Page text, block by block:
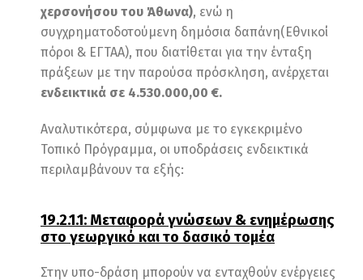
χερσονήσου του Άθωνα), ενώ η
συγχρηματοδοτούμενη δημόσια δαπάνη(Εθνικοί
πόροι & ΕΓΤΑΑ), που διατίθεται για την ένταξη
πράξεων με την παρούσα πρόσκληση, ανέρχεται
ενδεικτικά σε 4.530.000,00 €.
Αναλυτικότερα, σύμφωνα με το εγκεκριμένο
Τοπικό Πρόγραμμα, οι υποδράσεις ενδεικτικά
περιλαμβάνουν τα εξής:
19.2.1.1: Μεταφορά γνώσεων & ενημέρωσης
στο γεωργικό και το δασικό τομέα
Στην υπο-δράση μπορούν να ενταχθούν ενέργειες